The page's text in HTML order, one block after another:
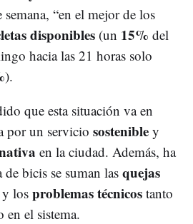
“en el mejor de los
disponibles (un 15% del
hacia las 21 horas solo
).
que esta situación va en
por un servicio sostenible y
en la ciudad. Además, ha
bicis se suman las quejas
y los problemas técnicos tanto
en el sistema.